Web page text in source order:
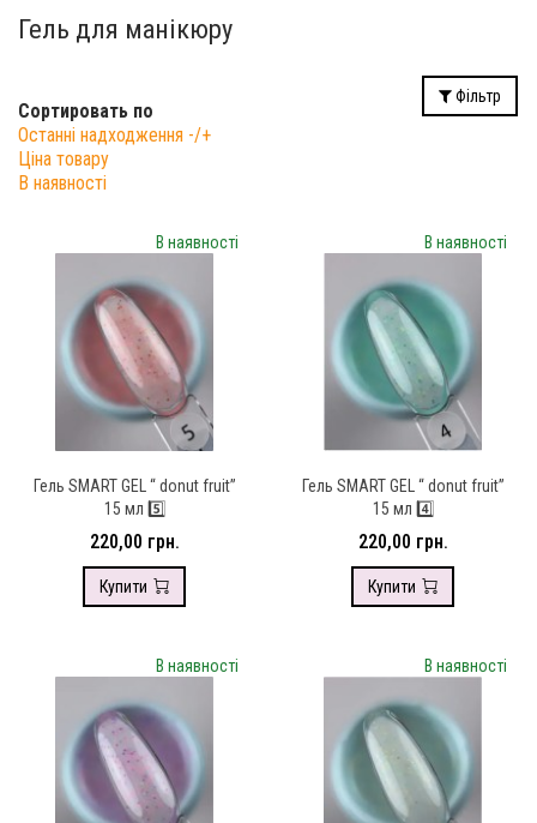
Гель для манікюру
Сортировать по
Останні надходження -/+
Ціна товару
В наявності
Фільтр
В наявності
Гель SMART GEL “ donut fruit”
15 мл 5️⃣
220,00 грн.
Купити
В наявності
Гель SMART GEL “ donut fruit”
15 мл 4️⃣
220,00 грн.
Купити
В наявності В наявності